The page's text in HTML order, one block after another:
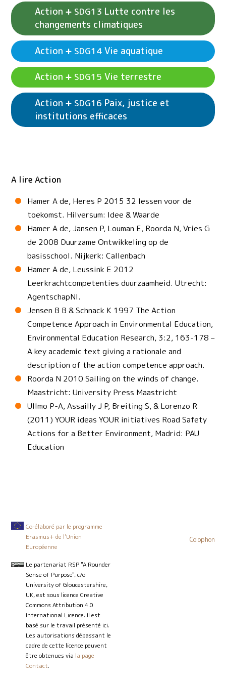
Voir les exemples d'activitésAction SDG11
Villes et communautés durables
Voir les exemples d'activitésAction
Consommation et production durables
Action SDG13 Lutte contre les
changements climatiques
Voir les exemples d'activitésAction SDG13
Lutte contre les changements climatiques
Action SDG14Vie aquatique
Action SDG15 Vie terrestre
Action SDG16 Paix, justice et
institutions efficaces
Voir les exemples d'activités
Paix, justice et institutions efficaces
A lire Action
Hamer A de, Heres P 2015 32 lessen voor de
toekomst. Hilversum: Idee & Waarde
Hamer A de, Jansen P, Louman E, Roorda N, Vries G
de 2008 Duurzame Ontwikkeling op de
basisschool. Nijkerk: Callenbach
Hamer A de, Leussink E 2012
Leerkrachtcompetenties duurzaamheid. Utrecht:
AgentschapNl.
Jensen B B & Schnack K 1997 The Action
Competence Approach in Environmental Education,
Environmental Education Research, 3:2, 163-178 –
A key academic text giving a rationale and
description of the action competence approach.
Roorda N 2010 Sailing on the winds of change.
Maastricht: University Press Maastricht
Ullmo P-A, Assailly J P, Breiting S, & Lorenzo R
(2011) YOUR ideas YOUR initiatives Road Safety
Actions for a Better Environment, Madrid: PAU
Education
Co-élaboré par le programme
Erasmus+ de l'Union
Européenne
Le partenariat RSP "A Rounder
Sense of Purpose", c/o
University of Gloucestershire,
UK, est sous licence Creative
Commons Attribution 4.0
International Licence. Il est
basé sur le travail présenté ici.
Les autorisations dépassant le
cadre de cette licence peuvent
être obtenues via la page
Contact.
Colophon